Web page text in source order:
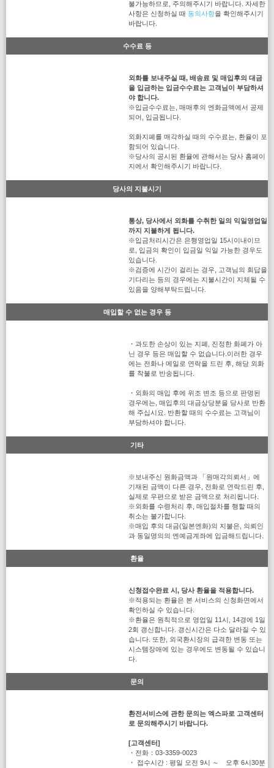
불가능하므로, 주의해주시기 바랍니다. 자세한
사항은 신청하실 때 동의사항을 확인해주시기
바랍니다.
수수료 등
외화를 보내주실 때, 배송료 및 매입후의 대금
을 입금하는 입금수수료는 고객님이 부담하셔
야 합니다.
※입금수수료는, 매매후의 엔화금액에서 공제
되어, 입금됩니다.
외화지폐를 매각하실 때의 수수료는, 환율이 포
함되어 있습니다.
※당사의 공시된 환율에 관해서는 당사 홈페이
지에서 확인해주시기 바랍니다.
당사의 지불시기
통상, 당사에서 외화를 수취한 일의 익일영업일
까지 지불하게 됩니다.
※입금처리시간은 은행영업일 15시이내이므
로, 입금의 확인이 입금일 익일 가능한 경우도
있습니다.
※검증에 시간이 걸리는 경우, 고객님의 회답을
기다리는 등의 경우에는 지불시간이 지체될 수
있음을 양해부탁드립니다.
매입할 수 없는 경우 등
・과도한 손상이 있는 지폐, 진정한 화폐가 아
닌 경우 등은 매입할 수 없습니다.이러한 경우
에는 전화나 메일로 연락을 드린 후, 해당 외화
를 착불로 반송됩니다.
・외화의 매입 후에 위조 변조 등으로 판명된
경우에는, 매입후의 대금상당분을 당사로 반환
해 주십시요. 반환할 때의 수수료는 고객님이
부담하셔야 합니다.
기타
※보내주신 원화금액과 「원매각의뢰서」에
기재된 금액이 다른 경우, 전화로 연락드린 후,
실제로 우편으로 받은 금액으로 처리됩니다.
※외화를 수령처리 후, 매입절차를 행할 때의
취소는 불가합니다.
※매입 후의 대금(일본엔화)의 지불은, 의뢰인
과 동일명의의 엔예금계좌에 입금해드립니다.
환율
신청접수완료 시, 당사 환율을 적용합니다.
※적용되는 환율은 본 서비스의 신청화면에서
확인하실 수 있습니다.
※환율은 원칙적으로 영업일 11시, 14경에 1일
2회 갱신합니다. 갱신시간은 다소 달라질 수 있
습니다. 또한, 외국환시장의 급격한 변동 또는
시스템장애에 있는 경우에도 변동될 수 있습니
다.
문의
환전서비스에 관한 문의는 엑스파로 고객센터
로 문의해주시기 바랍니다.
[고객센터]
・전화：03-3359-0023
・ 접수시간 : 평일 오전 9시 ～ 오후 6시30분